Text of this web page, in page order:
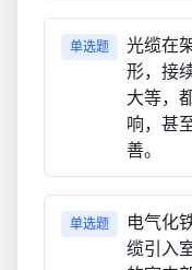
单选题
光缆在
形，接
大等，
响，甚
善。
单选题
电气化
缆引入